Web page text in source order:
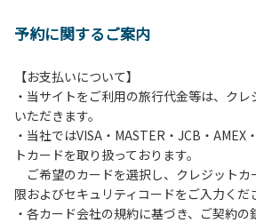
予約に関するご案内
【お支払いについて】
・当サイトをご利用の旅行代金等は、ク
いただきます。
・当社ではVISA・MASTER・JCB・AMEX
トカードを取り扱っております。
ご希望のカードを選択し、クレジットカ
限およびセキュリティコードをご入力くだ
・各カード会社の規約に基づき、ご契約